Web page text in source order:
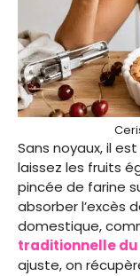
Sans noyaux, il
laissez les fruits
pincée de farine
absorber l’excès
domestique,
traditionnelle du
ajuste, on